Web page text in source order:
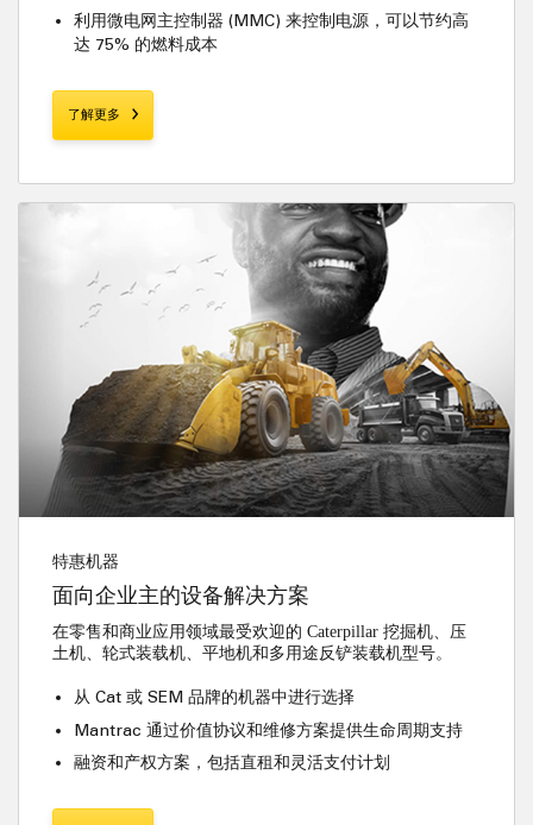
利用微电网主控制器 (MMC) 来控制电源，可以节约高
达 75% 的燃料成本
了解更多
特惠机器
面向企业主的设备解决方案
在零售和商业应用领域最受欢迎的 Caterpillar 挖掘机、压
土机、轮式装载机、平地机和多用途反铲装载机型号。
从 Cat 或 SEM 品牌的机器中进行选择
Mantrac 通过价值协议和维修方案提供生命周期支持
融资和产权方案，包括直租和灵活支付计划